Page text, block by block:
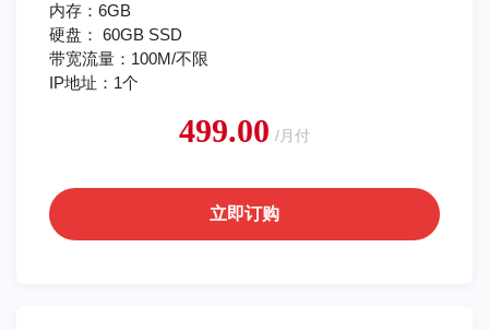
内存：6GB
硬盘： 60GB SSD
带宽流量：100M/不限
IP地址：1个
499.00 /月付
立即订购